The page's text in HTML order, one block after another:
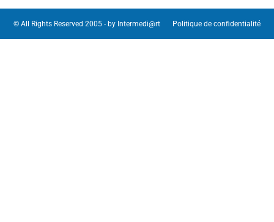
© All Rights Reserved 2005 - by Intermedi@rt Politique de confidentialité